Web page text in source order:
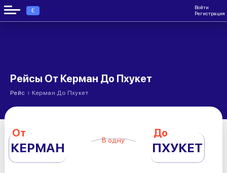
€
Войти
Регистрация
Рейсы От Керман До Пхукет
Рейс › Керман До Пхукет
От
КЕРМАН В одну
До
ПХУКЕТ